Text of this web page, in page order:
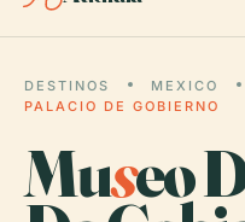
DESTINOS MEXICO
PALACIO DE GOBIERNO
Museo